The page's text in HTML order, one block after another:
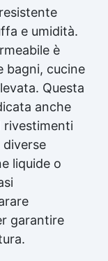
e umidità.
è
bagni, cucine
Questa
anche
rivestimenti
diverse
liquide o
garantire